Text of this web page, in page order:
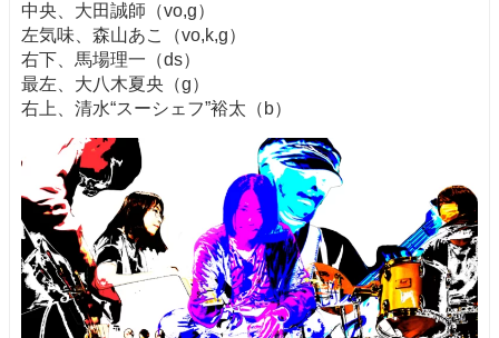
中央、大田誠師（vo,g）
左気味、森山あこ（vo,k,g）
右下、馬場理一（ds）
最左、大八木夏央（g）
右上、清水“スーシェフ”裕太（b）